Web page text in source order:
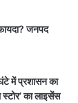
जनपद
में प्रशासन का
का लाइसेंस